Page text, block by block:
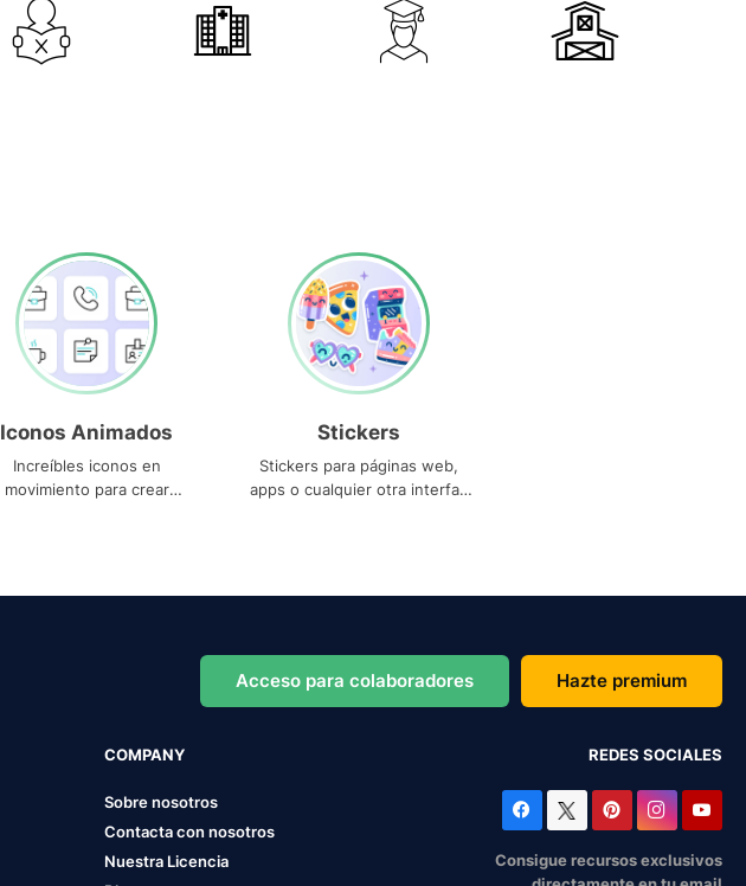
Iconos Animados
Increíbles iconos en
movimiento para crear
Stickers
Stickers para páginas web,
apps o cualquier otra interfaz
Acceso para colaboradores Hazte premium
COMPANY
Sobre nosotros
Contacta con nosotros
Nuestra Licencia
REDES SOCIALES
Consigue recursos exclusivos